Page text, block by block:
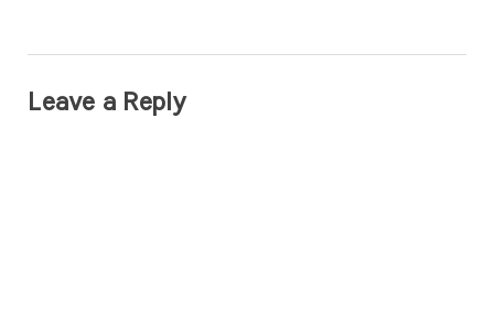
Leave a Reply